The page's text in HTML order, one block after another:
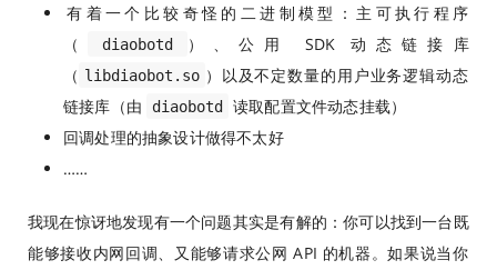
有着一个比较奇怪的二进制模型：主可执行程序
（
diaobotd
）、公用 SDK 动态链接库
（ libdiaobot.so ）以及不定数量的用户业务逻辑动态
链接库（由
diaobotd 读取配置文件动态挂载）
回调处理的抽象设计做得不太好
……
我现在惊讶地发现有一个问题其实是有解的：你可以找到一台既
能够接收内网回调、又能够请求公网 API 的机器。如果说当你